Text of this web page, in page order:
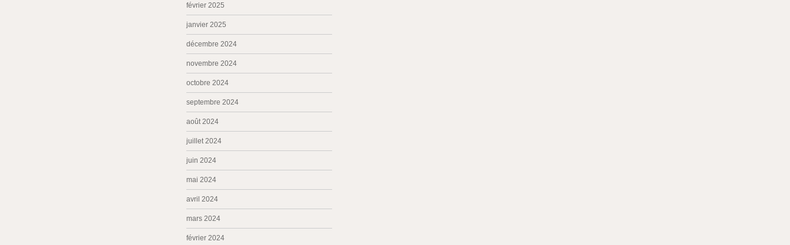
février 2025
janvier 2025
décembre 2024
novembre 2024
octobre 2024
septembre 2024
août 2024
juillet 2024
juin 2024
mai 2024
avril 2024
mars 2024
février 2024